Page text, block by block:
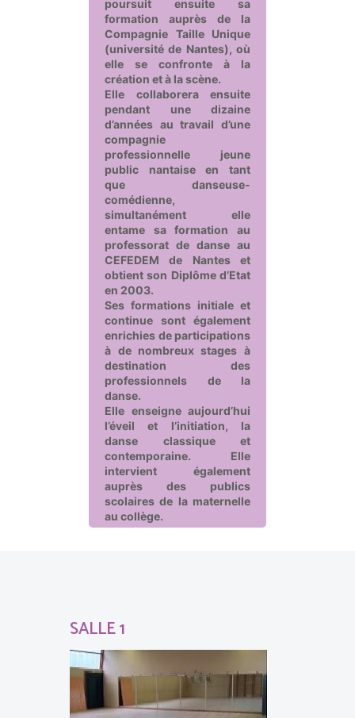
poursuit ensuite sa
formation auprès de la
Compagnie Taille Unique
(université de Nantes), où
elle se confronte à la
création et à la scène.
Elle collaborera ensuite
pendant une dizaine
d’années au travail d’une
compagnie
professionnelle jeune
public nantaise en tant
que danseuse-
comédienne,
simultanément elle
entame sa formation au
professorat de danse au
CEFEDEM de Nantes et
obtient son Diplôme d’Etat
en 2003.
Ses formations initiale et
continue sont également
enrichies de participations
à de nombreux stages à
destination des
professionnels de la
danse.
Elle enseigne aujourd’hui
l’éveil et l’initiation, la
danse classique et
contemporaine. Elle
intervient également
auprès des publics
scolaires de la maternelle
au collège.
SALLE 1